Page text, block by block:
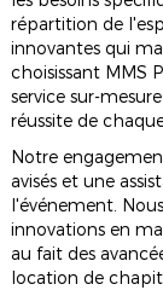
répartition de
innovantes qui
choisissant MMS
service sur-
réussite de
Notre
avisés et une
l'événement.
innovations en
au fait des
location de